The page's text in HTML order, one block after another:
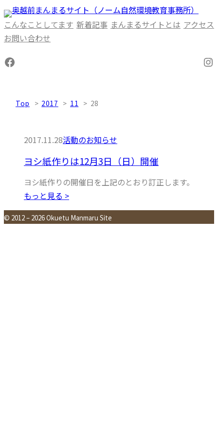
内
容
を
キ
こんなことしてます 新着記事 まんまるサイトとは アクセス
お問い合わせ
Facebook
Top 2017 11 28
2017.11.28活動のお知らせ
ヨシ紙作りは12月3日（日）開催
ヨシ紙作りの開催日を上記のとおり訂正します。
もっと見る >
© 2012 – 2026 Okuetu Manmaru Site